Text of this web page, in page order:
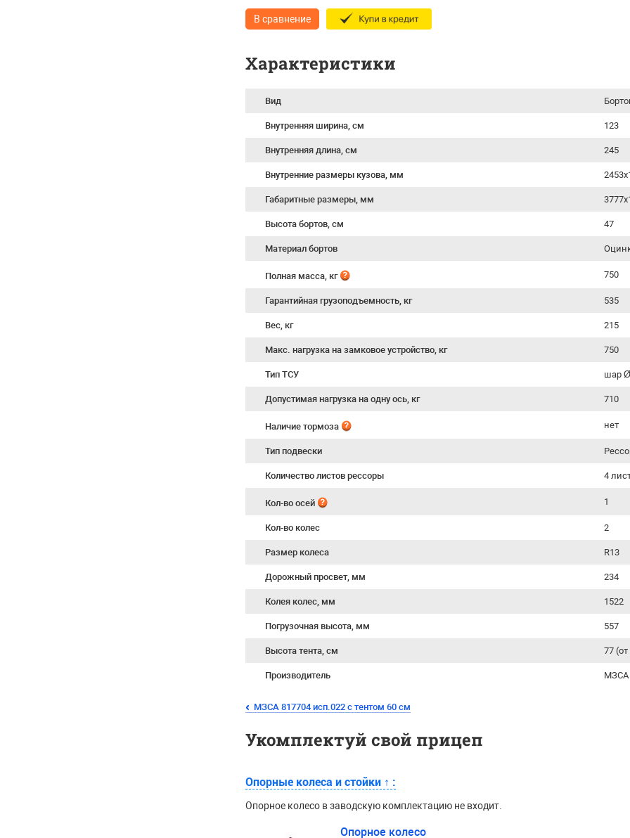
В сравнение
Характеристики
Вид
Внутренняя ширина, см 123
Внутренняя длина, см 245
Внутренние размеры кузова, мм
Габаритные размеры, мм
Высота бортов, см 47
Материал бортов
Полная масса, кг 750
Гарантийная грузоподъемность, кг 535
Вес, кг 215
Макс. нагрузка на замковое устройство, кг 750
Тип ТСУ шар
Допустимая нагрузка на одну ось, кг 710
Наличие тормоза нет
Тип подвески
Количество листов рессоры 4
Кол-во осей 1
Кол-во колес 2
Размер колеса R13
Дорожный просвет, мм 234
Колея колес, мм 1522
Погрузочная высота, мм 557
Высота тента, см 77
Производитель МЗСА
МЗСА 817704 исп.022 с тентом 60 см
Укомплектуй свой прицеп
Опорные колеса и стойки ↑ :
Опорное колесо в заводскую комплектацию не входит.
Опорное колесо